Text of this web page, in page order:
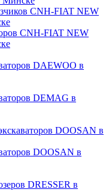
CNH-FIAT NEW
CNH-FIAT NEW
DAEWOO в
DEMAG в
DOOSAN в
DOOSAN в
DRESSER в